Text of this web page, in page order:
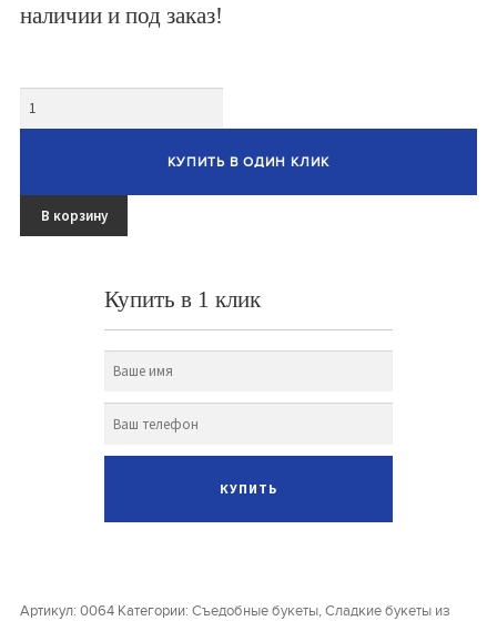
Съедобные Боксы Ящики
Доставка
Контакты
наличии и под заказ!
КУПИТЬ В ОДИН КЛИК
В корзину
Купить в 1 клик
Артикул:0064 Категории:Съедобные букеты,Сладкие букеты из